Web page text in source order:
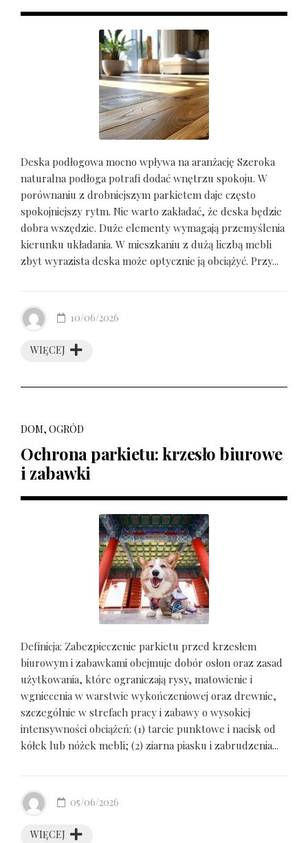
Deska podłogowa mocno wpływa na aranżację Szeroka
naturalna podłoga potrafi dodać wnętrzu spokoju. W
porównaniu z drobniejszym parkietem daje często
spokojniejszy rytm. Nie warto zakładać, że deska będzie
dobra wszędzie. Duże elementy wymagają przemyślenia
kierunku układania. W mieszkaniu z dużą liczbą mebli
zbyt wyrazista deska może optycznie ją obciążyć. Przy...
WIĘCEJ
10/06/2026
DOM, OGRÓD
Ochrona parkietu: krzesło biurowe
i zabawki
Definicja: Zabezpieczenie parkietu przed krzesłem
biurowym i zabawkami obejmuje dobór osłon oraz zasad
użytkowania, które ograniczają rysy, matowienie i
wgniecenia w warstwie wykończeniowej oraz drewnie,
szczególnie w strefach pracy i zabawy o wysokiej
intensywności obciążeń: (1) tarcie punktowe i nacisk od
kółek lub nóżek mebli; (2) ziarna piasku i zabrudzenia...
WIĘCEJ
05/06/2026